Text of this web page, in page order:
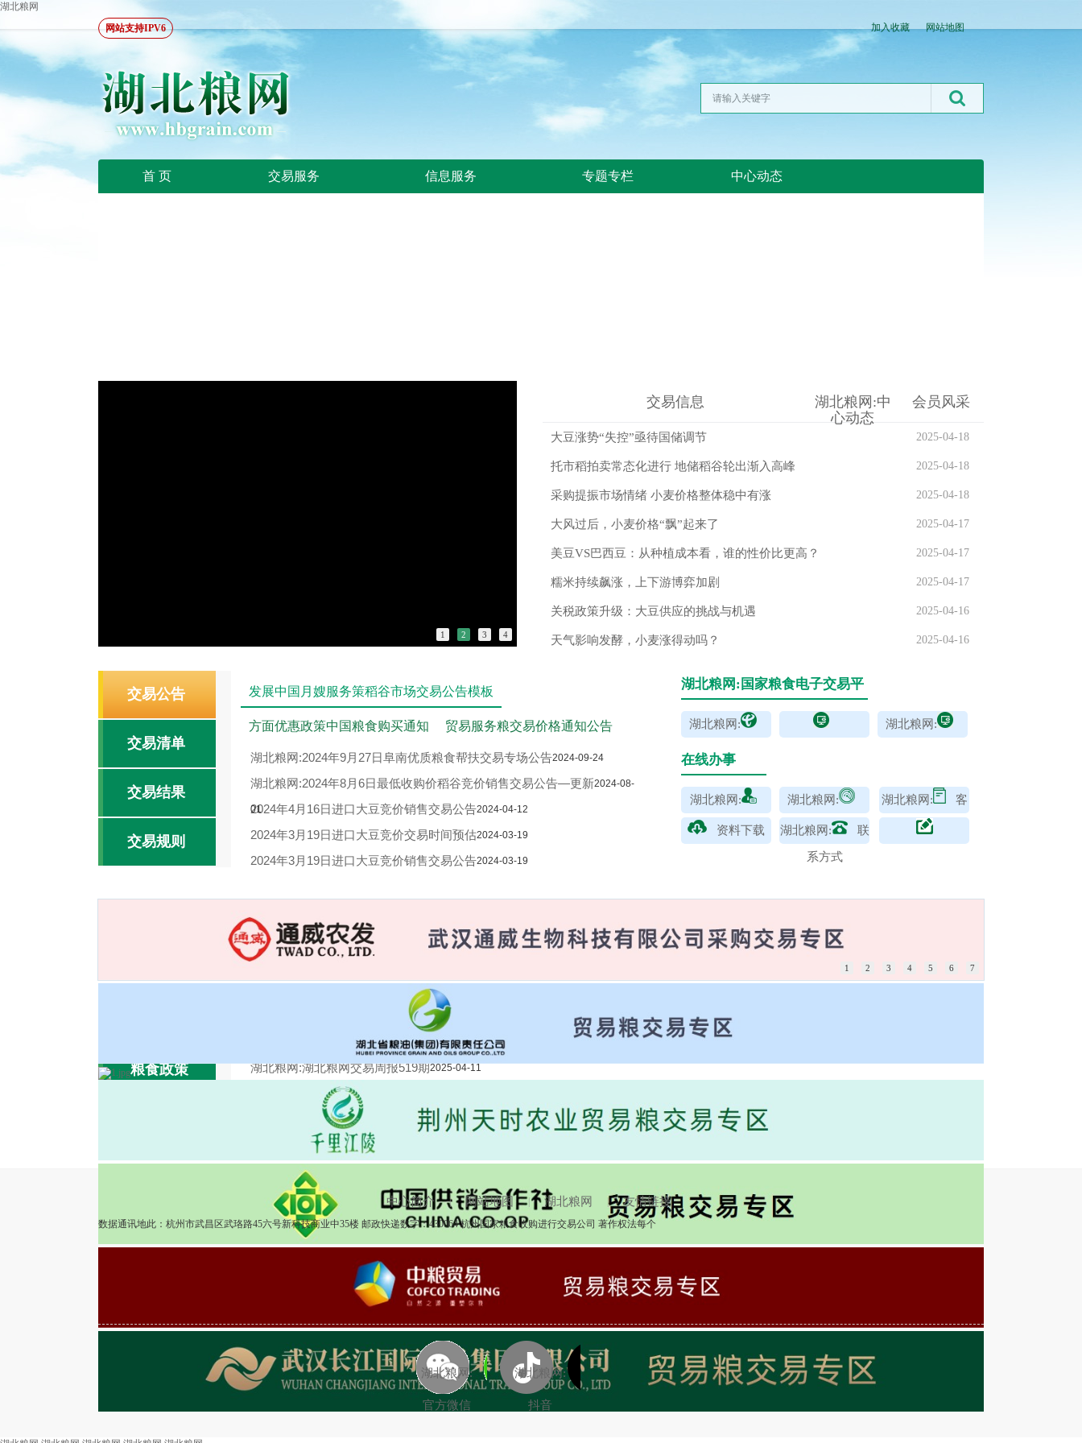
湖北粮网
网站支持IPV6
加入收藏 网站地图
首 页 交易服务 信息服务 专题专栏 中心动态
1 2 3 4
交易信息 湖北粮网:中
心动态
会员风采
大豆涨势“失控”亟待国储调节 2025-04-18
托市稻拍卖常态化进行 地储稻谷轮出渐入高峰 2025-04-18
采购提振市场情绪 小麦价格整体稳中有涨 2025-04-18
大风过后，小麦价格“飘”起来了 2025-04-17
美豆VS巴西豆：从种植成本看，谁的性价比更高？ 2025-04-17
糯米持续飙涨，上下游博弈加剧 2025-04-17
关税政策升级：大豆供应的挑战与机遇 2025-04-16
天气影响发酵，小麦涨得动吗？ 2025-04-16
交易公告
交易清单
交易结果
交易规则
发展中国月嫂服务策稻谷市场交易公告模板
方面优惠政策中国粮食购买通知 贸易服务粮交易价格通知公告
湖北粮网:2024年9月27日阜南优质粮食帮扶交易专场公告2024-09-24
湖北粮网:2024年8月6日最低收购价稻谷竞价销售交易公告—更新2024-08-
01
2024年4月16日进口大豆竞价销售交易公告2024-04-12
2024年3月19日进口大豆竞价交易时间预估2024-03-19
2024年3月19日进口大豆竞价销售交易公告2024-03-19
湖北粮网:国家粮食电子交易平
台入口
湖北粮网: 湖北粮网:
在线办事
湖北粮网: 湖北粮网: 湖北粮网: 客
户指南
资料下载 湖北粮网: 联
系方式
1 2 3 4 5 6 7
粮食政策
2025-04-18
湖北粮网:湖北粮网交易周报519期2025-04-11
湖北粮网交易周报518期 2025-04-03
中心简介 | 网站地图 湖北粮网 | 友情链接
数据通讯地此：杭州市武昌区武珞路45六号新科技商业中35楼 邮政快递数字：430064 杭州国家粮食收购进行交易公司 著作权法每个
湖北粮网:
官方微信
湖北粮网:
抖音